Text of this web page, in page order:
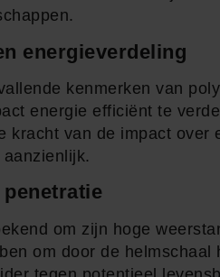
energieverdeling
kenmerken van
energie efficiënt te
kracht van de impact
om zijn hoge
om door de